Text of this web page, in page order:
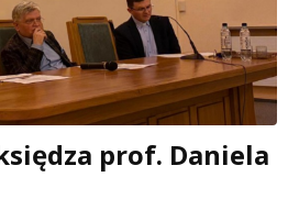
prof. Daniela